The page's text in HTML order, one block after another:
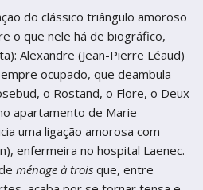
do clássico triângulo amoroso
o que nele há de biográfico,
Alexandre (Jean-Pierre Léaud)
ocupado, que deambula
o Rostand, o Flore, o Deux
apartamento de Marie
uma ligação amorosa com
enfermeira no hospital Laenec.
ménage à trois que, entre